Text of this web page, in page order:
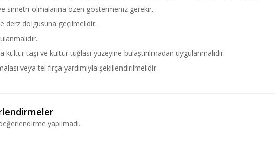
simetri olmalarına özen göstermeniz gerekir.
derz dolgusuna geçilmelidir.
taşı ve kültür tuğlası yüzeyine bulaştırılmadan uygulanmalıdır.
veya tel fırça yardımıyla şekillendirilmelidir.
yapılmadı.